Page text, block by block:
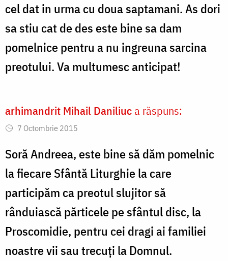
cel dat in urma cu doua saptamani. As dori
sa stiu cat de des este bine sa dam
pomelnice pentru a nu ingreuna sarcina
preotului. Va multumesc anticipat!
arhimandrit Mihail Daniliuc a răspuns:
7 Octombrie 2015
Soră Andreea, este bine să dăm pomelnic
la fiecare Sfântă Liturghie la care
participăm ca preotul slujitor să
rânduiască părticele pe sfântul disc, la
Proscomidie, pentru cei dragi ai familiei
noastre vii sau trecuți la Domnul.